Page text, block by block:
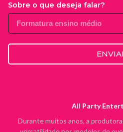
Sobre o que deseja falar?
All Party
Durante muitos anos, a